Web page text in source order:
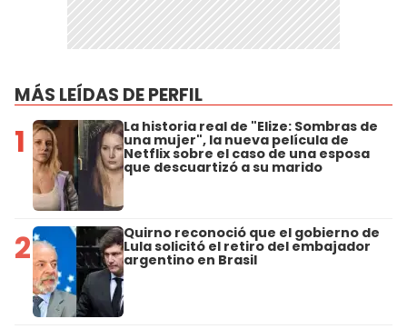
MÁS LEÍDAS DE PERFIL
1 La historia real de "Elize: Sombras de
una mujer", la nueva película de
Netflix sobre el caso de una esposa
que descuartizó a su marido
2 Quirno reconoció que el gobierno de
Lula solicitó el retiro del embajador
argentino en Brasil